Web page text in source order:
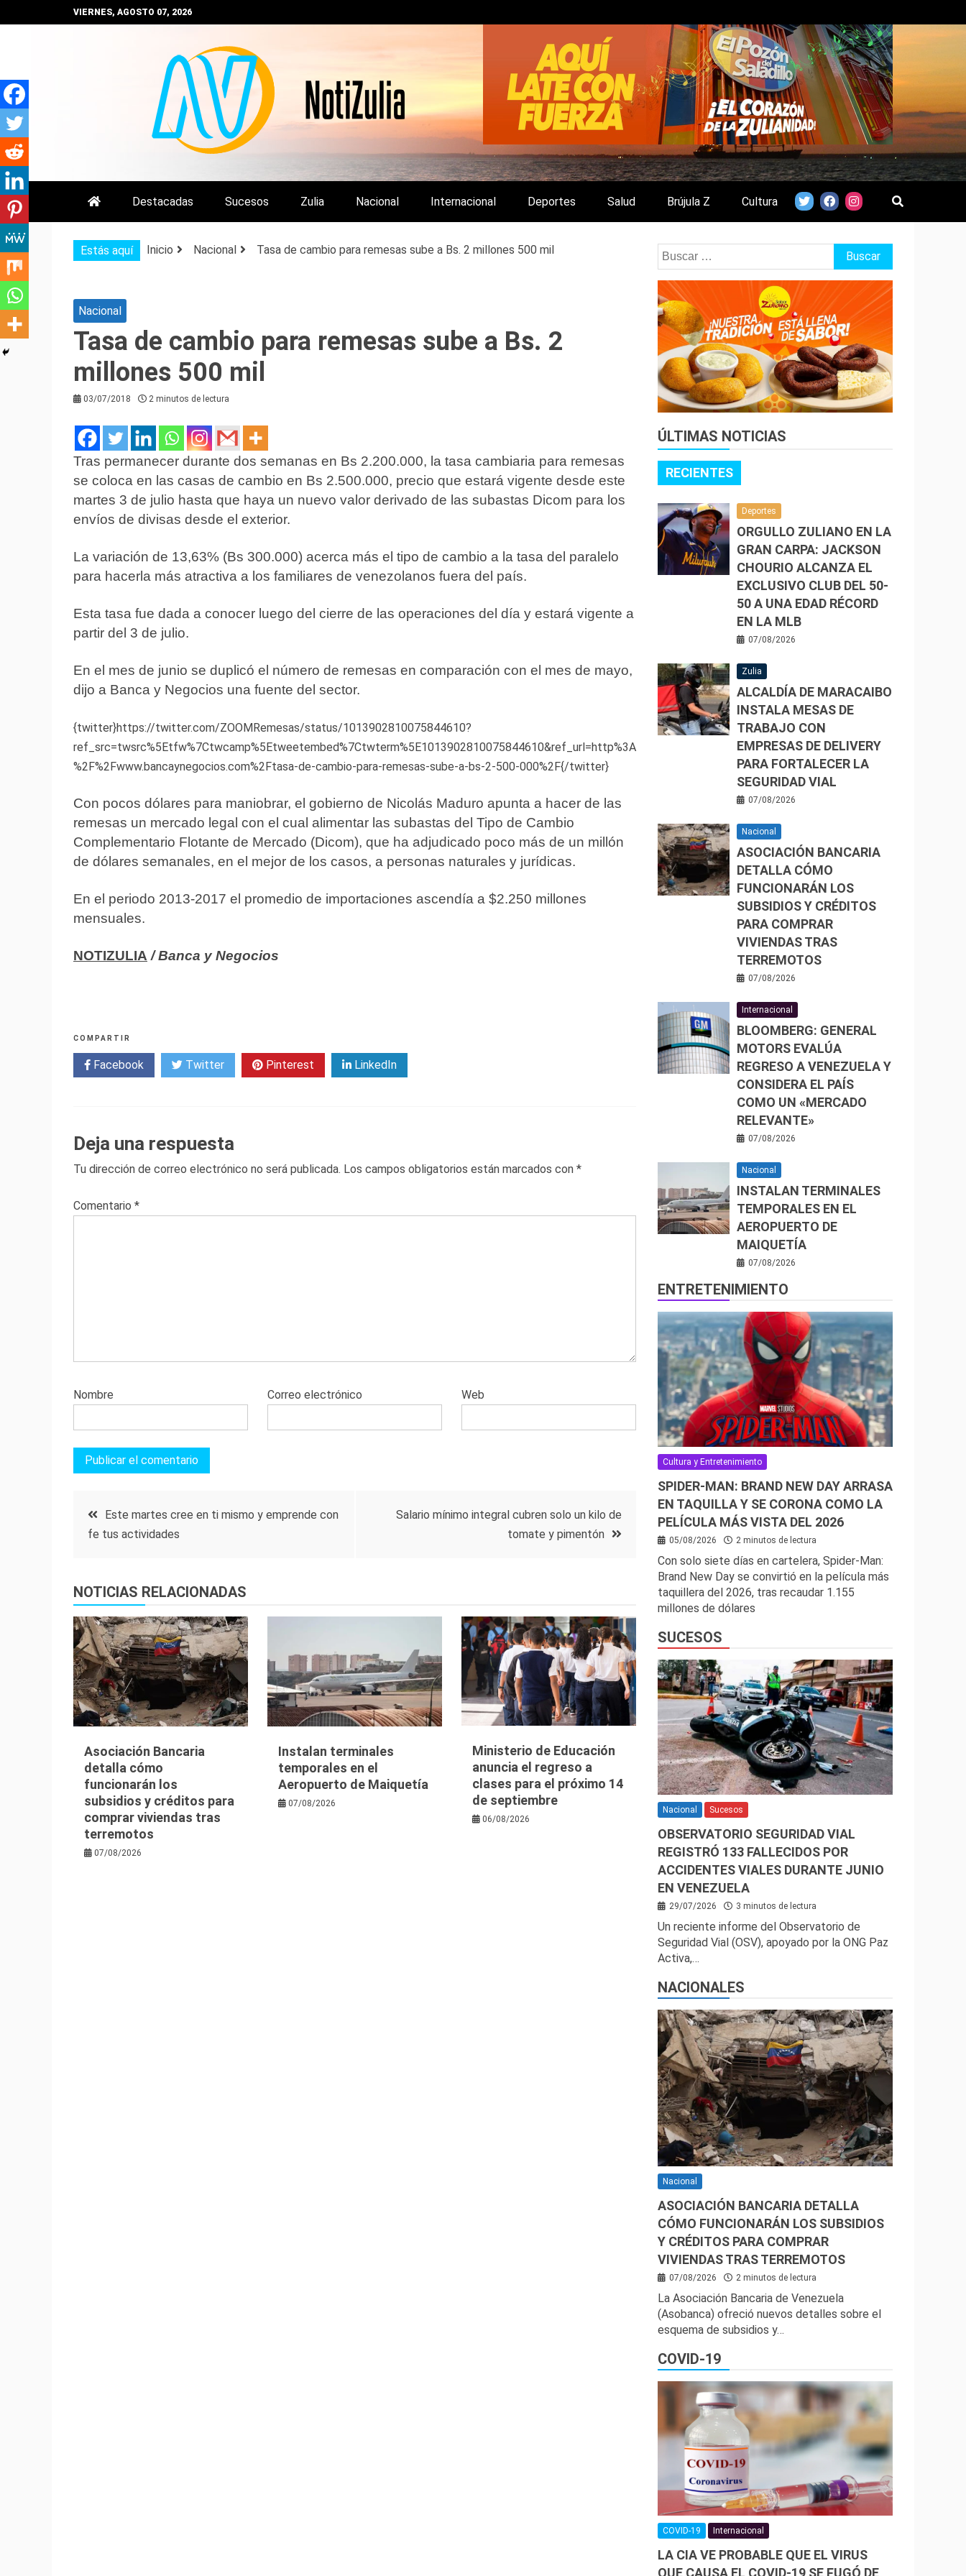
al
VIERNES, AGOSTO 07, 2026
NOTIZULIA
NOTICIAS DEL ZULIA, VENEZUELA Y DE INTERÉS GENERAL.
Destacadas Sucesos Zulia Nacional Internacional Deportes Salud Brújula Z Cultura
Estás aquí Inicio Nacional Tasa de cambio para remesas sube a Bs. 2 millones 500 mil
Nacional
Tasa de cambio para remesas sube a Bs. 2
millones 500 mil
03/07/2018 2 minutos de lectura
Tras permanecer durante dos semanas en Bs 2.200.000, la tasa cambiaria para remesas
se coloca en las casas de cambio en Bs 2.500.000, precio que estará vigente desde este
martes 3 de julio hasta que haya un nuevo valor derivado de las subastas Dicom para los
envíos de divisas desde el exterior.
La variación de 13,63% (Bs 300.000) acerca más el tipo de cambio a la tasa del paralelo
para hacerla más atractiva a los familiares de venezolanos fuera del país.
Esta tasa fue dada a conocer luego del cierre de las operaciones del día y estará vigente a
partir del 3 de julio.
En el mes de junio se duplicó el número de remesas en comparación con el mes de mayo,
dijo a Banca y Negocios una fuente del sector.
{twitter}https://twitter.com/ZOOMRemesas/status/1013902810075844610?
ref_src=twsrc%5Etfw%7Ctwcamp%5Etweetembed%7Ctwterm%5E1013902810075844610&ref_url=http%3A
%2F%2Fwww.bancaynegocios.com%2Ftasa-de-cambio-para-remesas-sube-a-bs-2-500-000%2F{/twitter}
Con pocos dólares para maniobrar, el gobierno de Nicolás Maduro apunta a hacer de las
remesas un mercado legal con el cual alimentar las subastas del Tipo de Cambio
Complementario Flotante de Mercado (Dicom), que ha adjudicado poco más de un millón
de dólares semanales, en el mejor de los casos, a personas naturales y jurídicas.
En el periodo 2013-2017 el promedio de importaciones ascendía a $2.250 millones
mensuales.
NOTIZULIA / Banca y Negocios
COMPARTIR
Facebook Twitter Pinterest LinkedIn
Deja una respuesta
Tu dirección de correo electrónico no será publicada. Los campos obligatorios están marcados con *
Comentario *
Nombre Correo electrónico Web
Navegación
entradas
Este martes cree en ti mismo y emprende con
fe tus actividades
Salario mínimo integral cubren solo un kilo de
tomate y pimentón
NOTICIAS RELACIONADAS
Asociación Bancaria
detalla cómo
funcionarán los
subsidios y créditos para
comprar viviendas tras
terremotos
07/08/2026
Instalan terminales
temporales en el
Aeropuerto de Maiquetía
07/08/2026
Ministerio de Educación
anuncia el regreso a
clases para el próximo 14
de septiembre
06/08/2026
Buscar:
ÚLTIMAS NOTICIAS
RECIENTES
Deportes
ORGULLO ZULIANO EN LA
GRAN CARPA: JACKSON
CHOURIO ALCANZA EL
EXCLUSIVO CLUB DEL 50-
50 A UNA EDAD RÉCORD
EN LA MLB
07/08/2026
Zulia
ALCALDÍA DE MARACAIBO
INSTALA MESAS DE
TRABAJO CON
EMPRESAS DE DELIVERY
PARA FORTALECER LA
SEGURIDAD VIAL
07/08/2026
Nacional
ASOCIACIÓN BANCARIA
DETALLA CÓMO
FUNCIONARÁN LOS
SUBSIDIOS Y CRÉDITOS
PARA COMPRAR
VIVIENDAS TRAS
TERREMOTOS
07/08/2026
Internacional
BLOOMBERG: GENERAL
MOTORS EVALÚA
REGRESO A VENEZUELA Y
CONSIDERA EL PAÍS
COMO UN «MERCADO
RELEVANTE»
07/08/2026
Nacional
INSTALAN TERMINALES
TEMPORALES EN EL
AEROPUERTO DE
MAIQUETÍA
07/08/2026
ENTRETENIMIENTO
Cultura y Entretenimiento
SPIDER-MAN: BRAND NEW DAY ARRASA
EN TAQUILLA Y SE CORONA COMO LA
PELÍCULA MÁS VISTA DEL 2026
05/08/2026 2 minutos de lectura
Con solo siete días en cartelera, Spider-Man:
Brand New Day se convirtió en la película más
taquillera del 2026, tras recaudar 1.155
millones de dólares
SUCESOS
Nacional Sucesos
OBSERVATORIO SEGURIDAD VIAL
REGISTRÓ 133 FALLECIDOS POR
ACCIDENTES VIALES DURANTE JUNIO
EN VENEZUELA
29/07/2026 3 minutos de lectura
Un reciente informe del Observatorio de
Seguridad Vial (OSV), apoyado por la ONG Paz
Activa,…
NACIONALES
Nacional
ASOCIACIÓN BANCARIA DETALLA
CÓMO FUNCIONARÁN LOS SUBSIDIOS
Y CRÉDITOS PARA COMPRAR
VIVIENDAS TRAS TERREMOTOS
07/08/2026 2 minutos de lectura
La Asociación Bancaria de Venezuela
(Asobanca) ofreció nuevos detalles sobre el
esquema de subsidios y…
COVID-19
COVID-19 Internacional
LA CIA VE PROBABLE QUE EL VIRUS